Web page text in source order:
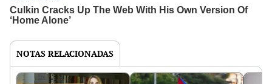
NOTAS RELACIONADAS